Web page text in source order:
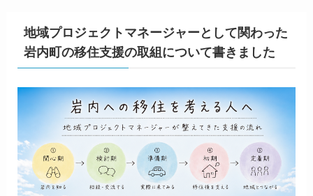
地域プロジェクトマネージャーとして関わった
岩内町の移住支援の取組について書きました